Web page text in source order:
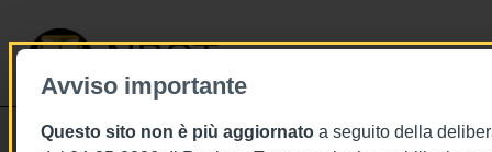
Avviso importante
Questo sito non è più aggiornato a seguito della
NBST
Toggle